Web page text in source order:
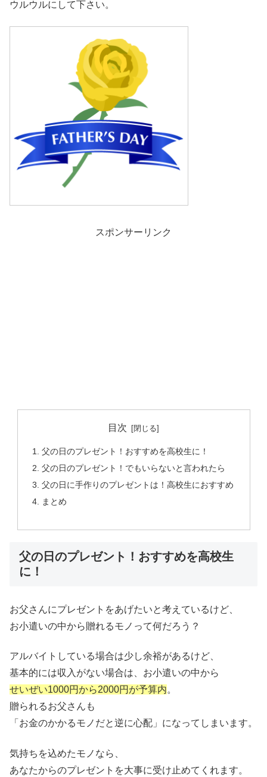
ウルウルにして下さい。
スポンサーリンク
目次
父の日のプレゼント！おすすめを高校生に！
父の日のプレゼント！でもいらないと言われたら
父の日に手作りのプレゼントは！高校生におすすめ
まとめ
父の日のプレゼント！おすすめを高校生
に！
お父さんにプレゼントをあげたいと考えているけど、
お小遣いの中から贈れるモノって何だろう？
アルバイトしている場合は少し余裕があるけど、
基本的には収入がない場合は、お小遣いの中から
せいぜい1000円から2000円が予算内。
贈られるお父さんも
「お金のかかるモノだと逆に心配」になってしまいます。
気持ちを込めたモノなら、
あなたからのプレゼントを大事に受け止めてくれます。